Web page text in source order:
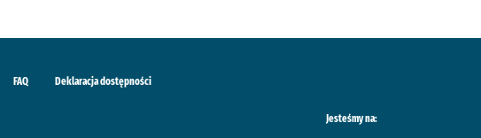
FAQ Deklaracja dostępności
Jesteśmy na: